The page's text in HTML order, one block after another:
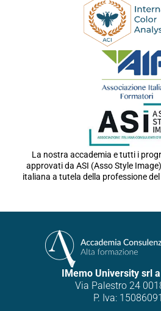
La nostra accademia e tutti i
approvati da ASI (Asso Style
italiana a tutela della professione
IMemo University srl
Via Palestro 24
P. Iva: